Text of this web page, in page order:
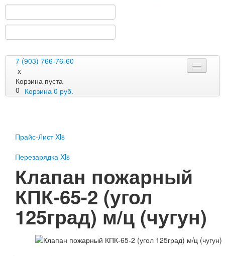
7 (903) 766-76-60
x
Корзина пуста
0 Корзина 0 руб.
Перезарядка ОП
Перезарядка ОВП
Доставка
Оплата
Гарантии
О нас
Прайс-Лист Xls
Перезарядка Xls
Клапан пожарный
КПК-65-2 (угол
125град) м/ц (чугун)